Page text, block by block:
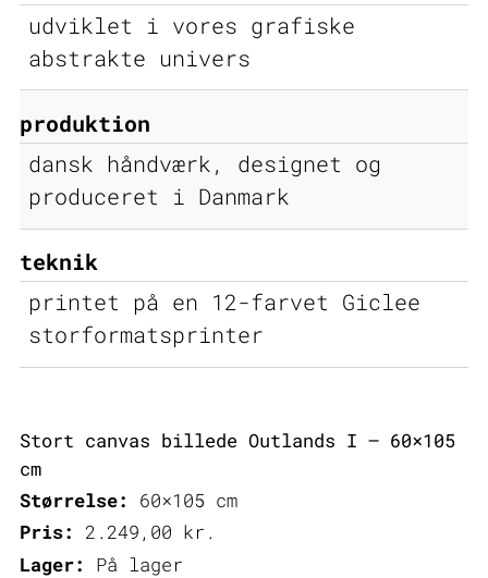
udviklet i vores grafiske
abstrakte univers
produktion
dansk håndværk, designet og
produceret i Danmark
teknik
printet på en 12-farvet Giclee
storformatsprinter
Stort canvas billede Outlands I – 60×105
cm
Størrelse:
60×105 cm
Pris:
2.249,00 kr.
Lager:
På lager